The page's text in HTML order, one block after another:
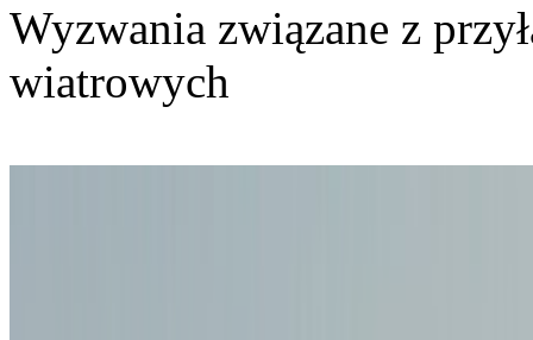
Wyzwania związane z
wiatrowych